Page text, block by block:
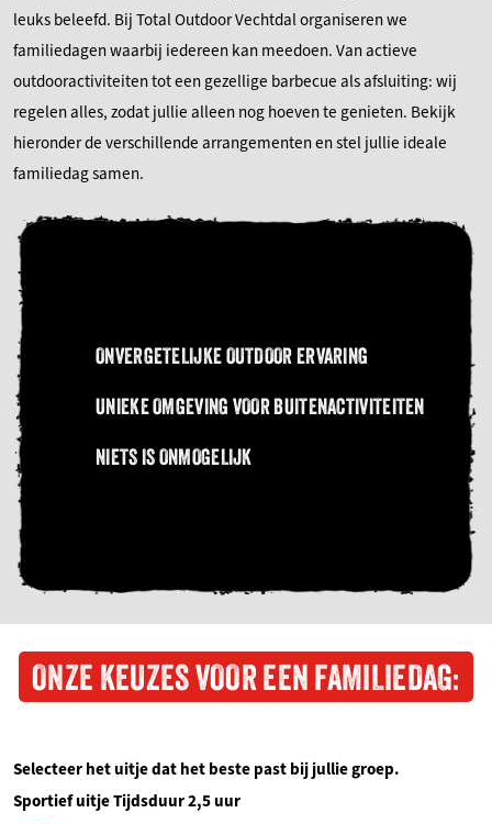
leuks beleefd. Bij Total Outdoor Vechtdal organiseren we
familiedagen waarbij iedereen kan meedoen. Van actieve
outdooractiviteiten tot een gezellige barbecue als afsluiting: wij
regelen alles, zodat jullie alleen nog hoeven te genieten. Bekijk
hieronder de verschillende arrangementen en stel jullie ideale
familiedag samen.
ONVERGETELIJKE OUTDOOR ERVARING
UNIEKE OMGEVING VOOR BUITENACTIVITEITEN
NIETS IS ONMOGELIJK
ONZE KEUZES VOOR EEN FAMILIEDAG:
Selecteer het uitje dat het beste past bij jullie groep.
Sportief uitje Tijdsduur 2,5 uur